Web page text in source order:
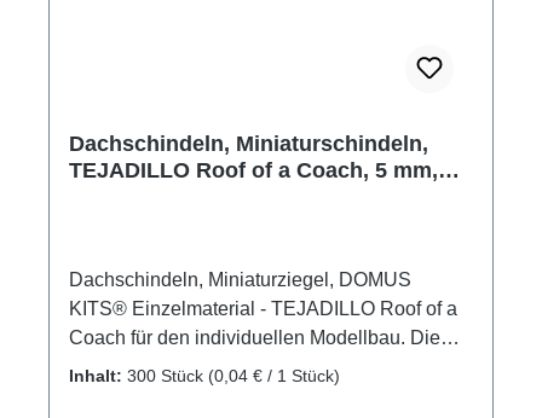
Dachschindeln, Miniaturschindeln,
TEJADILLO Roof of a Coach, 5 mm,
Dachschindeln, Miniaturziegel, DOMUS
KITS® Einzelmaterial - TEJADILLO Roof of a
Coach für den individuellen Modellbau. Die
bunten DOMUS KITS®-Bausteine werden aus
Inhalt: 300 Stück (0,04 € / 1 Stück)